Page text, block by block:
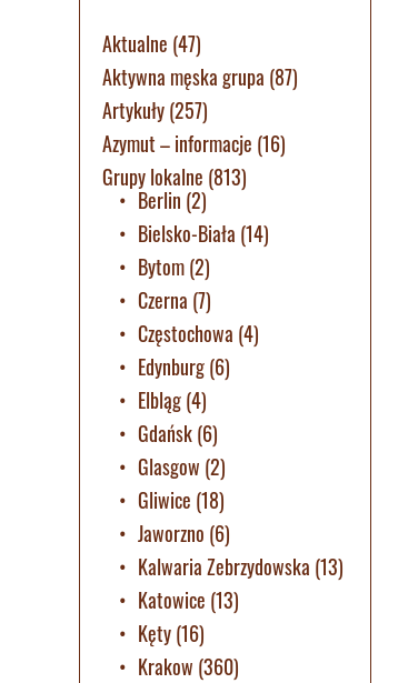
Aktualne (47)
Aktywna męska grupa (87)
Artykuły(257)
Azymut – informacje (16)
Grupy lokalne (813)
Berlin (2)
Bielsko-Biała (14)
Bytom(2)
Czerna (7)
Częstochowa (4)
Edynburg(6)
Elbląg(4)
Gdańsk(6)
Glasgow (2)
Gliwice (18)
Jaworzno (6)
Kalwaria Zebrzydowska (13)
Katowice (13)
Kęty(16)
Krakow (360)